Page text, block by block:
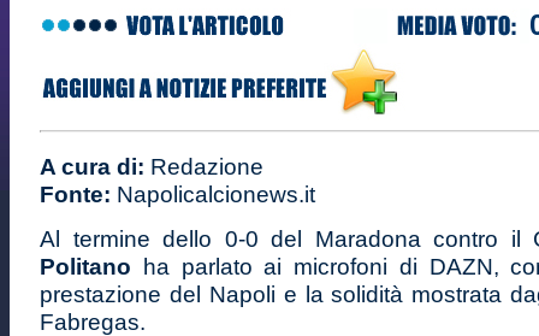
A cura di: Redazione
Fonte: Napolicalcionews.it
Al termine dello 0-0 del Maradona contro il
Politano
ha parlato ai microfoni di DAZN,
prestazione del Napoli e la solidità mostrata
Fabregas.